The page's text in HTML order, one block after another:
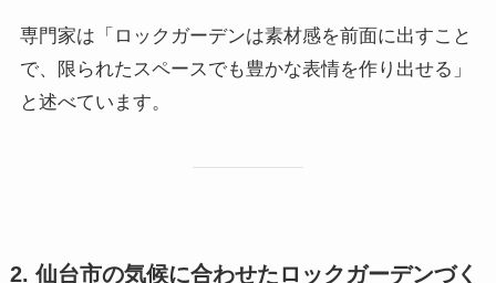
専門家は「ロックガーデンは素材感を前面に出すこと
で、限られたスペースでも豊かな表情を作り出せる」
と述べています。
2. 仙台市の気候に合わせたロックガーデンづく